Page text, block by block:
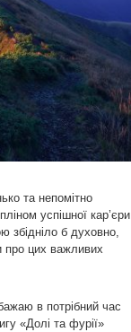
та непомітно
успішної кар’єри
збідніло б духовно,
про цих важливих
в потрібний час
«Долі та фурії»